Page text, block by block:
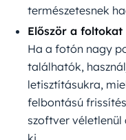
természetesnek
Először a
Ha a fotón nagy
találhatók,
letisztításukra,
felbontású
szoftver